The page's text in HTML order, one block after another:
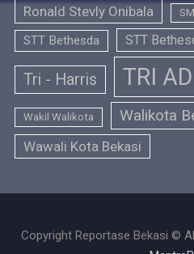
Ronald Stevly Onibala
STT Bethesda STT
Tri - Harris TRI
Wakil Walikota Walikota
Wawali Kota Bekasi
Copyright Reportase Bekasi ©